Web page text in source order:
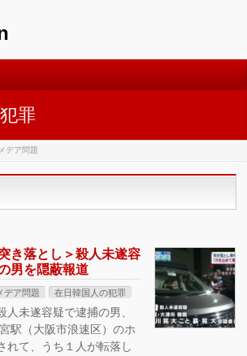
罪
メデア問題
き落とし＞殺人未遂容
男を隠蔽報道
デア問題 在日韓国人の犯罪
人未遂容疑で逮捕の男、
駅（大阪市浪速区）のホ
れて、うち１人が転落し